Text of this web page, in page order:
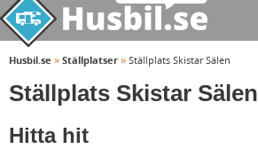
Husbil.se » Ställplatser » Ställplats Skistar Sälen
Ställplats Skistar Sälen
Hitta hit